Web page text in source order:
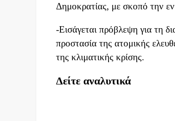
Δημοκρατίας, με σκοπό την
-Εισάγεται πρόβλεψη για τη
προστασία της ατομικής
της κλιματικής κρίσης.
Δείτε αναλυτικά